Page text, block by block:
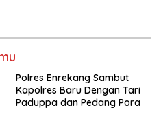
Polres Enrekang Sambut
Kapolres Baru Dengan Tari
Paduppa dan Pedang Pora